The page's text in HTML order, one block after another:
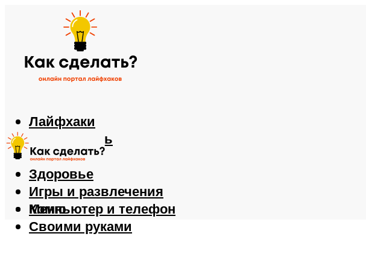
Лайфхаки
Автомобиль
Еда
Здоровье
Игры и развлечения
Компьютер и телефон
Своими руками
Меню